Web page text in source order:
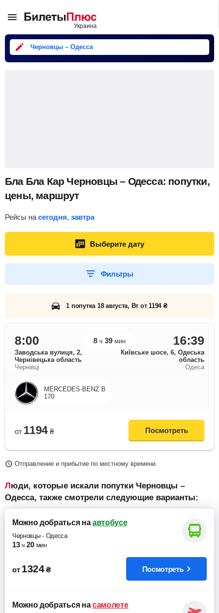
Черновцы – Одесса
Бла Бла Кар Черновцы – Одесса: попутки,
цены, маршрут
Рейсы на сегодня, завтра
Выберите дату
Фильтры
1 попутка 18 августа, Вт от 1194 ₴
8:00 8 ч 39 мин 16:39
Заводська вулиця, 2,
Чернівецька область
Київське шосе, 6, Одеська
область
Чернівці
Одеса
MERCEDES-BENZ B
170
от 1194 ₴ Посмотреть
Отправление и прибытие по местному времени.
Люди, которые искали попутки Черновцы –
Одесса, также смотрели следующие варианты:
Можно добратьсяна автобусе
Черновцы- Одесса
13 ч 20 мин
от 1324 ₴ Посмотреть
Можно добратьсяна самолете